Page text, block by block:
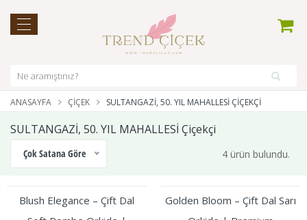
ANASAYFA ÇIÇEK SULTANGAZİ, 50. YIL MAHALLESİ ÇIÇEKÇI
SULTANGAZİ, 50. YIL MAHALLESİ Çiçekçi
Çok Satana Göre 4 ürün bulundu.
Blush Elegance – Çift Dal
Golden Bloom – Çift Dal Sarı